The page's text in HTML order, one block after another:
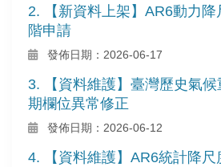
2. 【新資料上架】AR6動力降
階申請
發佈日期：2026-06-17
3. 【資料維護】臺灣歷史氣候
期欄位異常修正
發佈日期：2026-06-12
4. 【資料維護】AR6統計降尺